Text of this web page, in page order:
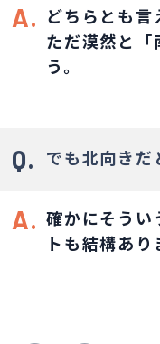
A. どちらとも言
ただ漠然と「
う。
Q. でも北向きだ
A. 確かにそうい
トも結構あり